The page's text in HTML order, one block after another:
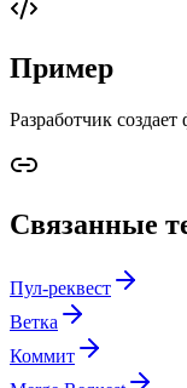
Пример
Разработчик
Связанные
Пул-реквест
Ветка
Коммит